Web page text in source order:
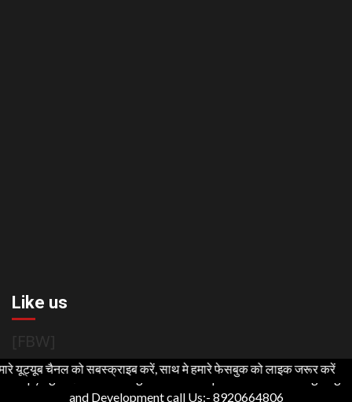
Like us
[FBW]
Copyright ©2021 All rights reserved | For Website Designing
and Development call Us:- 8920664806
को सबस्क्राइब करें, साथ मे हमारे फेसबुक को लाइक जरूर करें